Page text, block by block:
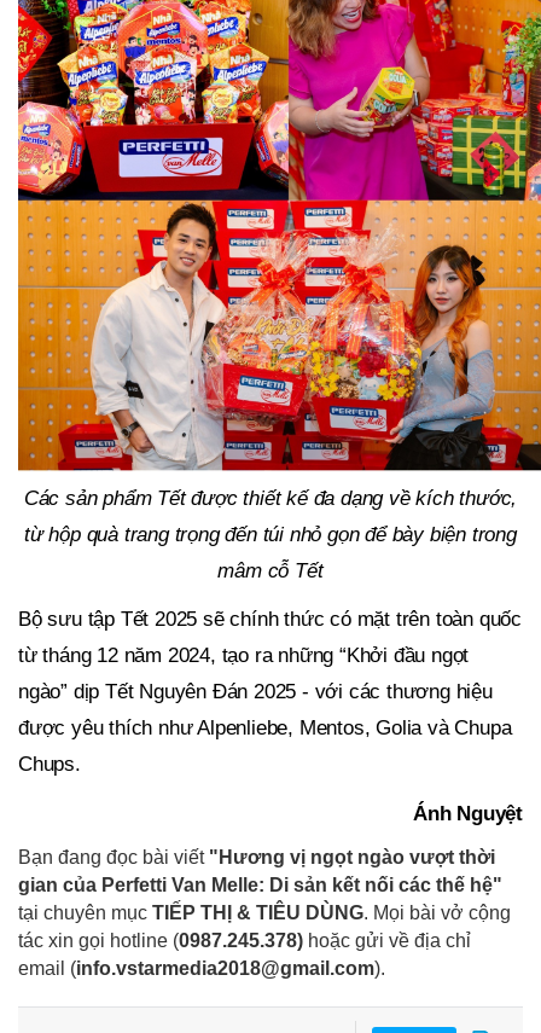
Các sản phẩm Tết được thiết kế đa dạng về kích thước,
từ hộp quà trang trọng đến túi nhỏ gọn để bày biện trong
mâm cỗ Tết
Bộ sưu tập Tết 2025 sẽ chính thức có mặt trên toàn quốc
từ tháng 12 năm 2024, tạo ra những “Khởi đầu ngọt
ngào” dịp Tết Nguyên Đán 2025 - với các thương hiệu
được yêu thích như Alpenliebe, Mentos, Golia và Chupa
Chups.
Ánh Nguyệt
Bạn đang đọc bài viết "Hương vị ngọt ngào vượt thời
gian của Perfetti Van Melle: Di sản kết nối các thế hệ"
tại chuyên mục TIẾP THỊ & TIÊU DÙNG. Mọi bài vở cộng
tác xin gọi hotline (0987.245.378) hoặc gửi về địa chỉ
email (info.vstarmedia2018@gmail.com).